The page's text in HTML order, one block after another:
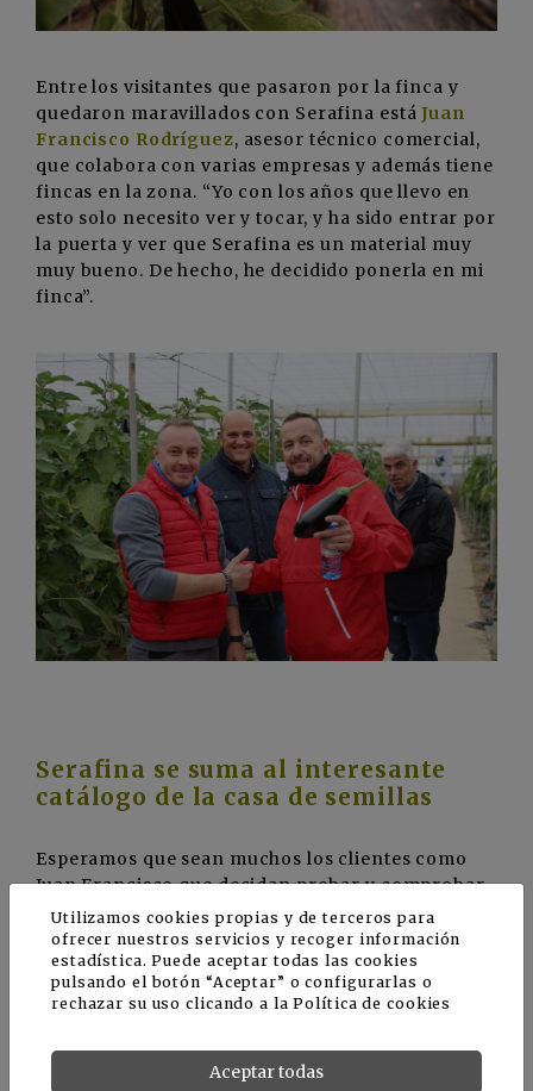
Entre los visitantes que pasaron por la finca y
quedaron maravillados con Serafina estáJuan
Francisco Rodríguez, asesor técnico comercial,
que colabora con varias empresas y además tiene
fincas en la zona. “Yo con los años que llevo en
esto solo necesito ver y tocar, y ha sido entrar por
la puerta y ver que Serafina es un material muy
muy bueno. De hecho, he decidido ponerla en mi
finca”.
Serafina se suma al interesante
catálogo de la casa de semillas
Esperamos que sean muchos los clientes como
Juan Francisco que decidan probar y comprobar
de primera mano las ventajas que ofrece la nueva
variedad Serafina. Los fieles seguidores de
Ramiro Arnedo están de enhorabuena, y Serafina
se suma a su completo catálogo de berenjenas
para invernadero junto a la nueva variedad
Utilizamos cookies propias y de terceros para
ofrecer nuestros servicios y recoger información
estadística. Puede aceptar todas las cookies
pulsando el botón “Aceptar” o configurarlas o
rechazar su uso clicando a laPolítica de cookies
Aceptar todas